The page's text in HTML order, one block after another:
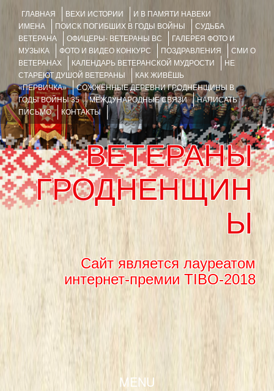
ГЛАВНАЯ ВЕХИ ИСТОРИИ
И В ПАМЯТИ НАВЕКИ
ИМЕНА
ПОИСК ПОГИБШИХ В ГОДЫ ВОЙНЫ
СУДЬБА
ВЕТЕРАНА
ОФИЦЕРЫ- ВЕТЕРАНЫ ВС
ГАЛЕРЕЯ ФОТО И
МУЗЫКА
ФОТО И ВИДЕО КОНКУРС ПОЗДРАВЛЕНИЯ
СМИ О
ВЕТЕРАНАХ
КАЛЕНДАРЬ ВЕТЕРАНСКОЙ МУДРОСТИ
НЕ
СТАРЕЮТ ДУШОЙ ВЕТЕРАНЫ
КАК ЖИВЁШЬ
«ПЕРВИЧКА»
СОЖЖЁННЫЕ ДЕРЕВНИ ГРОДНЕНЩИНЫ В
ГОДЫ ВОЙНЫ 35
МЕЖДУНАРОДНЫЕ СВЯЗИ
НАПИСАТЬ
ПИСЬМО
КОНТАКТЫ
ВЕТЕРАНЫ
ГРОДНЕНЩИН
Ы
Сайт является лауреатом
интернет-премии TIBO-2018
MENU
SKIP TO CONTENT